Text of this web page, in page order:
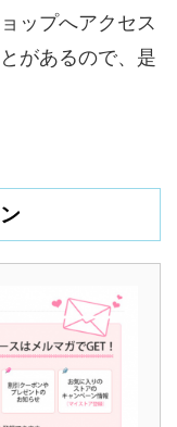
ップへアクセス
があるので、是